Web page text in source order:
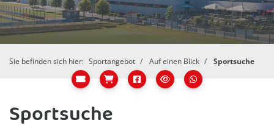
Sie befinden sich hier: Sportangebot Auf einen Blick Sportsuche
Sportsuche